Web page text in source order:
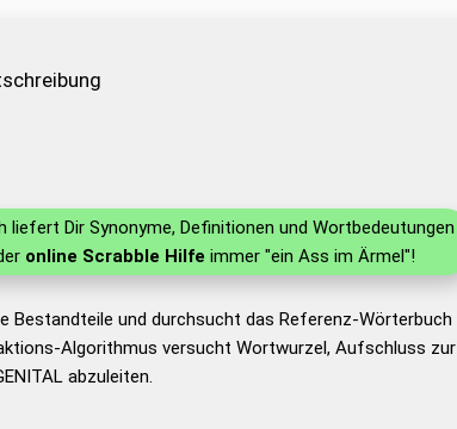
liefert Dir Synonyme, Definitionen und Wortbedeutungen
online Scrabble Hilfe immer "ein Ass im Ärmel"!
Bestandteile und durchsucht das Referenz-Wörterbuch
Algorithmus versucht Wortwurzel, Aufschluss zur
abzuleiten.